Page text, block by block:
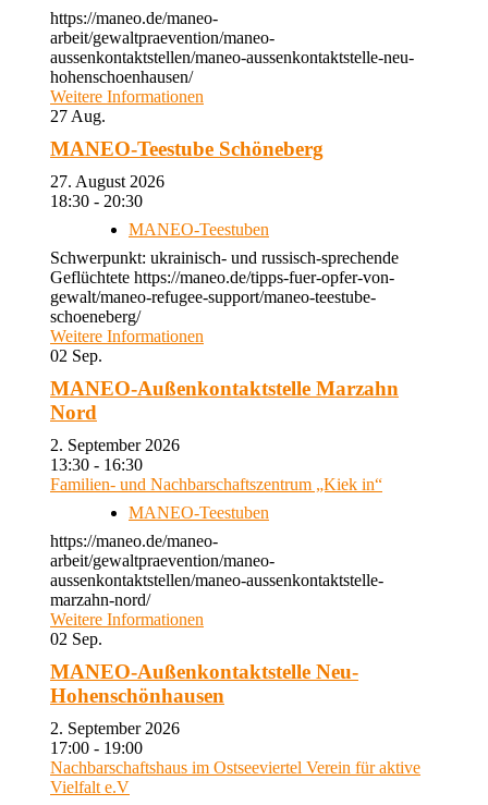
https://maneo.de/maneo-
arbeit/gewaltpraevention/maneo-
aussenkontaktstellen/maneo-aussenkontaktstelle-neu-
hohenschoenhausen/
Weitere Informationen
27 Aug.
MANEO-Teestube Schöneberg
27. August 2026
18:30 - 20:30
MANEO-Teestuben
Schwerpunkt: ukrainisch- und russisch-sprechende
Geflüchtete https://maneo.de/tipps-fuer-opfer-von-
gewalt/maneo-refugee-support/maneo-teestube-
schoeneberg/
Weitere Informationen
02 Sep.
MANEO-Außenkontaktstelle Marzahn
Nord
2. September 2026
13:30 - 16:30
Familien- und Nachbarschaftszentrum „Kiek in“
MANEO-Teestuben
https://maneo.de/maneo-
arbeit/gewaltpraevention/maneo-
aussenkontaktstellen/maneo-aussenkontaktstelle-
marzahn-nord/
Weitere Informationen
02 Sep.
MANEO-Außenkontaktstelle Neu-
Hohenschönhausen
2. September 2026
17:00 - 19:00
Nachbarschaftshaus im Ostseeviertel Verein für aktive
Vielfalt e.V